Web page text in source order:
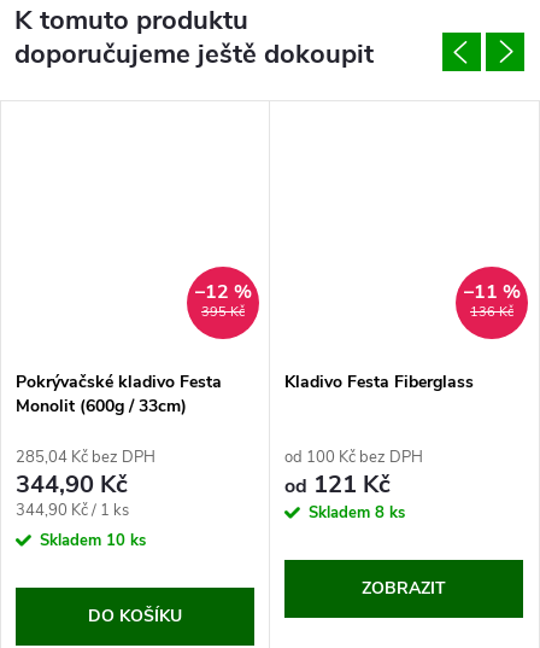
K tomuto produktu
doporučujeme ještě dokoupit
395 Kč
–12 %
Pokrývačské kladivo Festa
Monolit (600g / 33cm)
285,04 Kč bez DPH
344,90 Kč
Měrná
cena:
344,90 Kč / 1 ks
Skladem 10 ks
DO KOŠÍKU
136 Kč
–11 %
Kladivo Festa Fiberglass
od 100 Kč bez DPH
od 121 Kč
Skladem 8 ks
ZOBRAZIT